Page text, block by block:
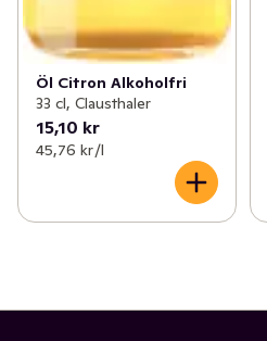
Öl Citron Alkoholfri
33 cl, Clausthaler
15,10 kr
45,76 kr /l